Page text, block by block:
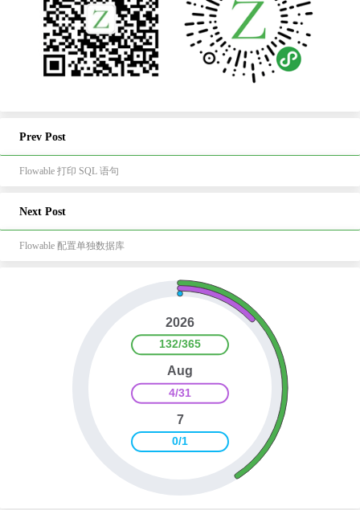
Prev Post
Flowable 打印 SQL 语句
Next Post
Flowable 配置单独数据库